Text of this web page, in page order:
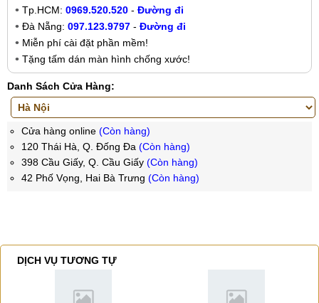
Tp.HCM: 0969.520.520 - Đường đi
Đà Nẵng: 097.123.9797 - Đường đi
Miễn phí cài đặt phần mềm!
Tặng tấm dán màn hình chống xước!
Danh Sách Cửa Hàng:
Cửa hàng online (Còn hàng)
120 Thái Hà, Q. Đống Đa (Còn hàng)
398 Cầu Giấy, Q. Cầu Giấy (Còn hàng)
42 Phố Vọng, Hai Bà Trưng (Còn hàng)
DỊCH VỤ TƯƠNG TỰ